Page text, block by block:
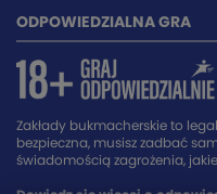
ODPOWIEDZIALNA GRA
Zakłady bukmacherskie to
bezpieczna, musisz zadbać
świadomością zagrożenia,